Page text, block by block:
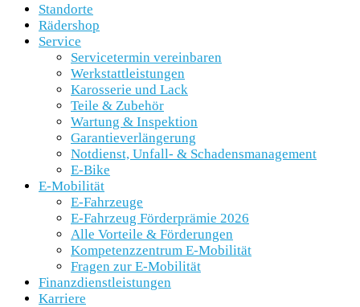
Standorte
Rädershop
Service
Servicetermin vereinbaren
Werkstattleistungen
Karosserie und Lack
Teile & Zubehör
Wartung & Inspektion
Garantieverlängerung
Notdienst, Unfall- & Schadensmanagement
E-Bike
E-Mobilität
E-Fahrzeuge
E-Fahrzeug Förderprämie 2026
Alle Vorteile & Förderungen
Kompetenzzentrum E-Mobilität
Fragen zur E-Mobilität
Finanzdienstleistungen
Karriere